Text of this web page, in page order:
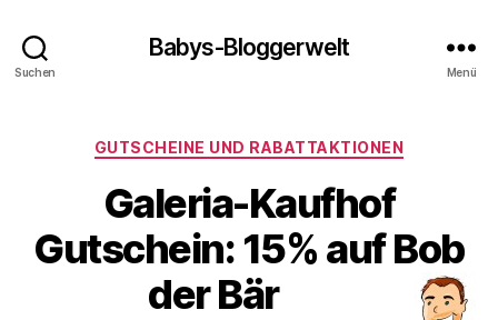
Suchen
Babys-Bloggerwelt
Menü
Kategorien
GUTSCHEINE UND RABATTAKTIONEN
Galeria-Kaufhof
Gutschein: 15% auf Bob
der Bär